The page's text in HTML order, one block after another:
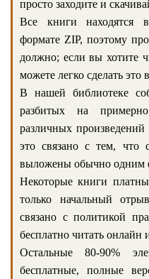
просто заходите и
Все книги находятся
формате ZIP, поэтому
должно; если вы хотите
можете легко сделать это
В нашей библиотеке
разбитых на
различных
это связано с тем, что
выложены обычно одним
Некоторые книги
только начальный
связано с политикой
бесплатно читать онлайн
Остальные 80-90%
бесплатные, полные